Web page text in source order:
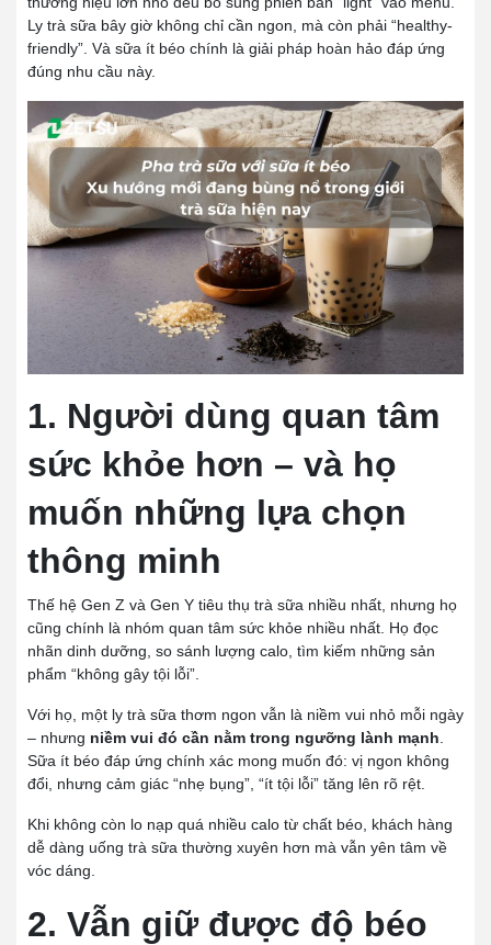
Ly trà sữa bây giờ không chỉ cần ngon, mà còn phải “healthy-
friendly”. Và sữa ít béo chính là giải pháp hoàn hảo đáp ứng
đúng nhu cầu này.
1. Người dùng quan tâm
sức khỏe hơn – và họ
muốn những lựa chọn
thông minh
Thế hệ Gen Z và Gen Y tiêu thụ trà sữa nhiều nhất, nhưng họ
cũng chính là nhóm quan tâm sức khỏe nhiều nhất. Họ đọc
nhãn dinh dưỡng, so sánh lượng calo, tìm kiếm những sản
phẩm “không gây tội lỗi”.
Với họ, một ly trà sữa thơm ngon vẫn là niềm vui nhỏ mỗi ngày
– nhưng niềm vui đó cần nằm trong ngưỡng lành mạnh
Sữa ít béo đáp ứng chính xác mong muốn đó: vị ngon không
đổi, nhưng cảm giác “nhẹ bụng”, “ít tội lỗi” tăng lên rõ rệt.
Khi không còn lo nạp quá nhiều calo từ chất béo, khách hàng
dễ dàng uống trà sữa thường xuyên hơn mà vẫn yên tâm về
vóc dáng.
2. Vẫn giữ được độ béo